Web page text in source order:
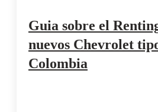
Guia sobre el
nuevos Chevrolet
Colombia